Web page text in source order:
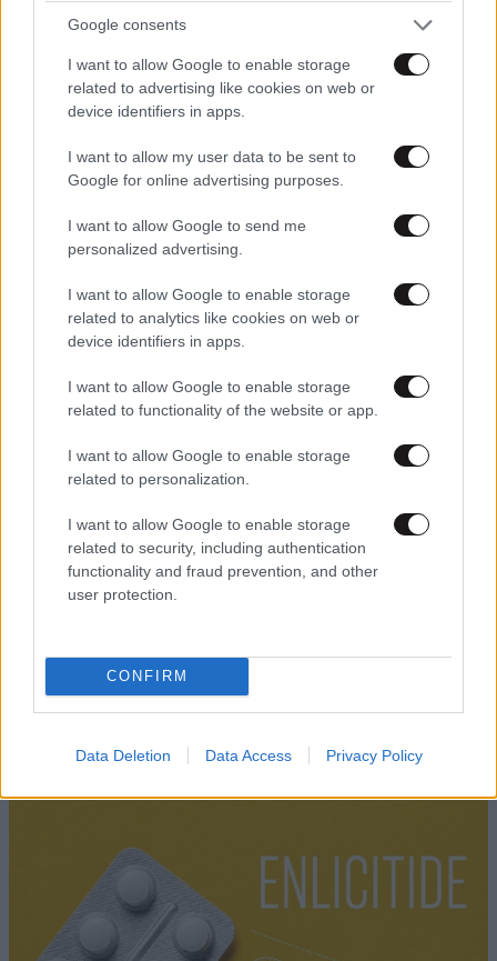
Google consents
I want to allow Google to enable storage
related to advertising like cookies on web or
device identifiers in apps.
I want to allow my user data to be sent to
Google for online advertising purposes.
I want to allow Google to send me
personalized advertising.
I want to allow Google to enable storage
related to analytics like cookies on web or
device identifiers in apps.
I want to allow Google to enable storage
related to functionality of the website or app.
I want to allow Google to enable storage
related to personalization.
I want to allow Google to enable storage
related to security, including authentication
functionality and fraud prevention, and other
user protection.
CONFIRM
Data Deletion Data Access Privacy Policy
Ρίτσαρντ Γκιρ: Σάλος για τη διαφορά 48 ετών
με τη συμπρωταγωνίστριά του – «Θα μπορούσε
Η Ιουλία Καλλιμάνη θύμωσε με άνδρα που της
πέταξε λουλούδια μαζί με τα πανέρια στο